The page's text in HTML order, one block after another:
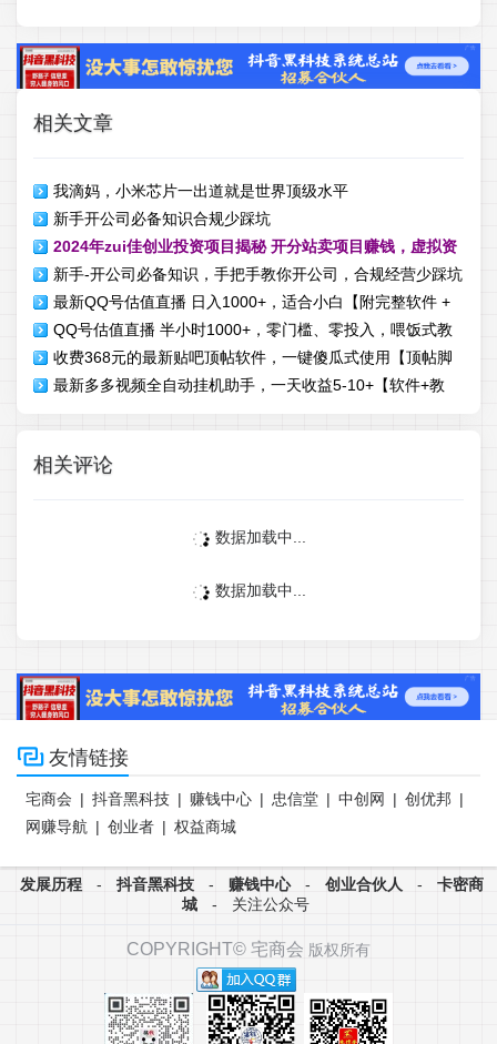
相关文章
我滴妈，小米芯片一出道就是世界顶级水平
新手开公司必备知识合规少踩坑
2024年zui佳创业投资项目揭秘 开分站卖项目赚钱，虚拟资
源变现
新手-开公司必备知识，手把手教你开公司，合规经营少踩坑
（133节课）
最新QQ号估值直播 日入1000+，适合小白【附完整软件 +
视频教学】
QQ号估值直播 半小时1000+，零门槛、零投入，喂饭式教
学、小白首选
收费368元的最新贴吧顶帖软件，一键傻瓜式使用【顶帖脚
本+使用教程】
最新多多视频全自动挂机助手，一天收益5-10+【软件+教
程】
相关评论
数据加载中...
数据加载中...
 友情链接
宅商会 | 抖音黑科技 | 赚钱中心 | 忠信堂 | 中创网 | 创优邦 |
网赚导航 | 创业者 | 权益商城
发展历程 - 抖音黑科技 - 赚钱中心 - 创业合伙人 -
卡密商
城
- 关注公众号
COPYRIGHT© 宅商会 版权所有